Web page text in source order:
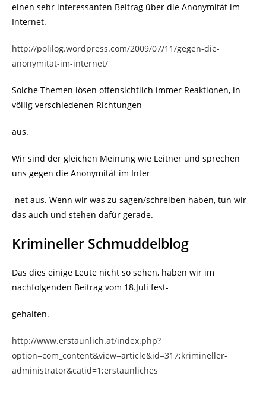
einen sehr interessanten Beitrag über die Anonymität im
Internet.
http://polilog.wordpress.com/2009/07/11/gegen-die-
anonymitat-im-internet/
Solche Themen lösen offensichtlich immer Reaktionen, in
völlig verschiedenen Richtungen
aus.
Wir sind der gleichen Meinung wie Leitner und sprechen
uns gegen die Anonymität im Inter
-net aus. Wenn wir was zu sagen/schreiben haben, tun wir
das auch und stehen dafür gerade.
Krimineller Schmuddelblog
Das dies einige Leute nicht so sehen, haben wir im
nachfolgenden Beitrag vom 18.Juli fest-
gehalten.
http://www.erstaunlich.at/index.php?
option=com_content&view=article&id=317;krimineller-
administrator&catid=1;erstaunliches